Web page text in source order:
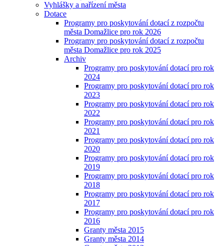
Vyhlášky a nařízení města
Dotace
Programy pro poskytování dotací z rozpočtu
města Domažlice pro rok 2026
Programy pro poskytování dotací z rozpočtu
města Domažlice pro rok 2025
Archiv
Programy pro poskytování dotací pro rok
2024
Programy pro poskytování dotací pro rok
2023
Programy pro poskytování dotací pro rok
2022
Programy pro poskytování dotací pro rok
2021
Programy pro poskytování dotací pro rok
2020
Programy pro poskytování dotací pro rok
2019
Programy pro poskytování dotací pro rok
2018
Programy pro poskytování dotací pro rok
2017
Programy pro poskytování dotací pro rok
2016
Granty města 2015
Granty města 2014